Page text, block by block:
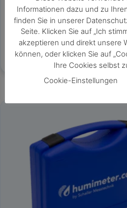
Vorkonfiguriertes Sensorpaket und
GF2
externe Sensoren jederzeit
Messung von Gips, Kalkmörtel,
Schüttung, Dämmstoffe, Kork
Estrich zerstörungsfrei ohne
zum Anschluss an das
Informationen dazu und zu
finden Sie in unserer
Seite. Klicken Sie auf „Ich
akzeptieren und direkt unsere
können, oder klicken Sie auf
Ihre Cookies selbst
Cookie-Einstellungen